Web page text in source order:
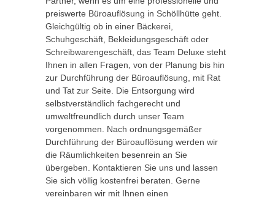
preiswerte Büroauflösung in Schöllhütte geht.
Gleichgültig ob in einer Bäckerei,
Schuhgeschäft, Bekleidungsgeschäft oder
Schreibwarengeschäft, das Team Deluxe steht
Ihnen in allen Fragen, von der Planung bis hin
zur Durchführung der Büroauflösung, mit Rat
und Tat zur Seite. Die Entsorgung wird
selbstverständlich fachgerecht und
umweltfreundlich durch unser Team
vorgenommen. Nach ordnungsgemäßer
Durchführung der Büroauflösung werden wir
die Räumlichkeiten besenrein an Sie
übergeben. Kontaktieren Sie uns und lassen
Sie sich völlig kostenfrei beraten. Gerne
vereinbaren wir mit Ihnen einen